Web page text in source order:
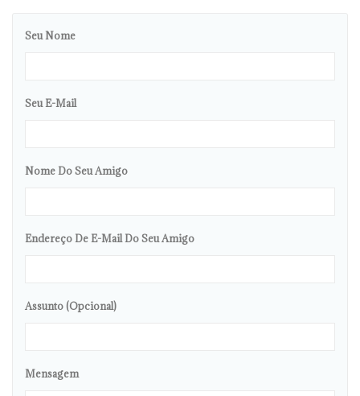
Seu Nome
Seu E-Mail
Nome Do Seu Amigo
Endereço De E-Mail Do Seu Amigo
Assunto (opcional)
Mensagem